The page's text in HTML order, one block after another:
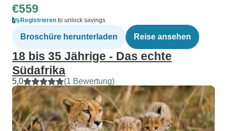
€559
Registrieren to unlock savings
Broschüre herunterladen Reise ansehen
18 bis 35 Jährige - Das echte
Südafrika
5,0 (1 Bewertung)